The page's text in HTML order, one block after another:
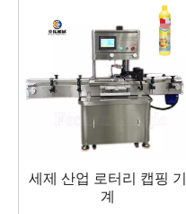
세제 산업 로터리 캡핑 기
계